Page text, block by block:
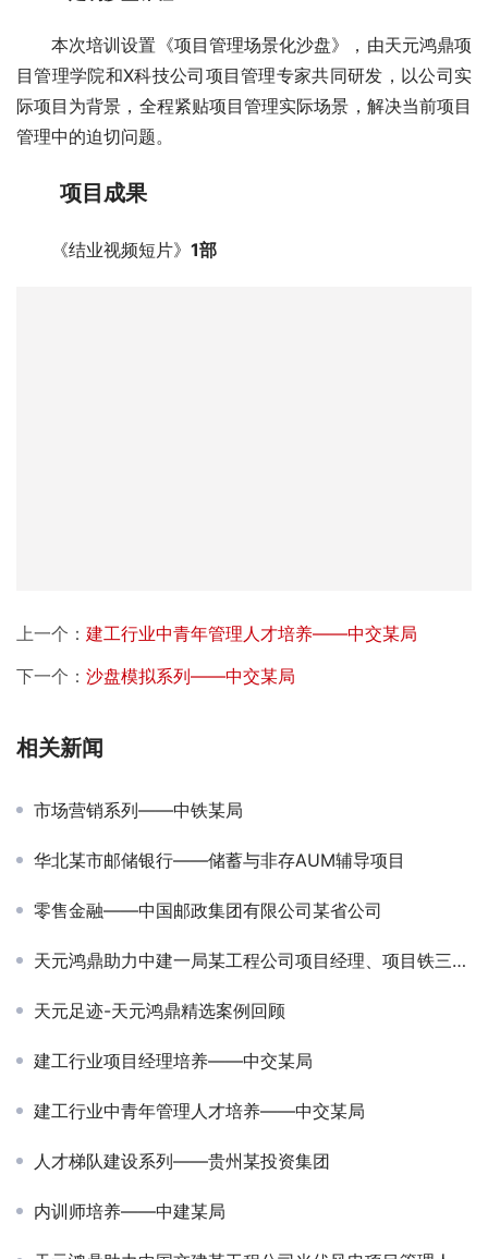
本次培训设置《项目管理场景化沙盘》，由天元鸿鼎项
目管理学院和X科技公司项目管理专家共同研发，以公司实
际项目为背景，全程紧贴项目管理实际场景，解决当前项目
管理中的迫切问题。
项目成果
《结业视频短片》 1部
上一个： 建工行业中青年管理人才培养——中交某局
下一个： 沙盘模拟系列——中交某局
相关新闻
市场营销系列——中铁某局
华北某市邮储银行——储蓄与非存AUM辅导项目
零售金融——中国邮政集团有限公司某省公司
天元鸿鼎助力中建一局某工程公司项目经理、项目铁三角训练营开展
天元足迹-天元鸿鼎精选案例回顾
建工行业项目经理培养——中交某局
建工行业中青年管理人才培养——中交某局
人才梯队建设系列——贵州某投资集团
内训师培养——中建某局